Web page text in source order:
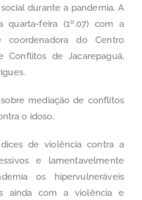
durante a pandemia. A
quarta-feira (1º.07) com a
coordenadora do Centro
Conflitos de Jacarepaguá,
mediação de conflitos
o idoso.
de violência contra a
e lamentavelmente
os hipervulneráveis
ainda com a violência e